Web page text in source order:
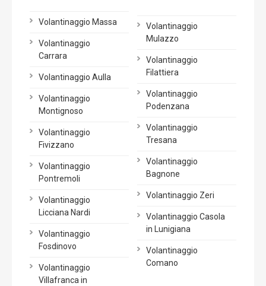
Volantinaggio Massa
Volantinaggio
Carrara
Volantinaggio Aulla
Volantinaggio
Montignoso
Volantinaggio
Fivizzano
Volantinaggio
Pontremoli
Volantinaggio
Licciana Nardi
Volantinaggio
Fosdinovo
Volantinaggio
Villafranca in
Volantinaggio
Mulazzo
Volantinaggio
Filattiera
Volantinaggio
Podenzana
Volantinaggio
Tresana
Volantinaggio
Bagnone
Volantinaggio Zeri
Volantinaggio Casola
in Lunigiana
Volantinaggio
Comano